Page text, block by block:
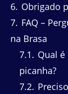
6 Obrigado
7 FAQ –
na Brasa
7.1
Qual
picanha?
7.2